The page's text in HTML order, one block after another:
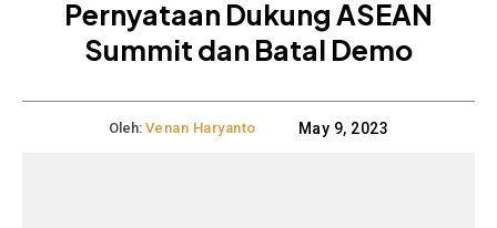
Pernyataan Dukung ASEAN
Summit dan Batal Demo
Oleh: Venan Haryanto May 9, 2023